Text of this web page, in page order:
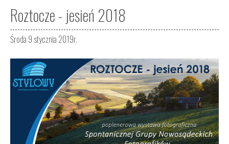
Roztocze - jesień 2018
Środa 9 stycznia 2019r.